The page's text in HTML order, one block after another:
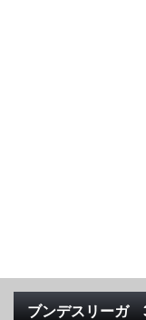
ブンデスリーガ